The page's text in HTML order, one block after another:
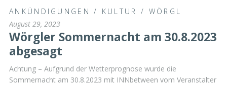
ANKÜNDIGUNGEN / KULTUR / WÖRGL
August 29, 2023
Wörgler Sommernacht am 30.8.2023
abgesagt
Achtung – Aufgrund der Wetterprognose wurde die
Sommernacht am 30.8.2023 mit INNbetween vom Veranstalter